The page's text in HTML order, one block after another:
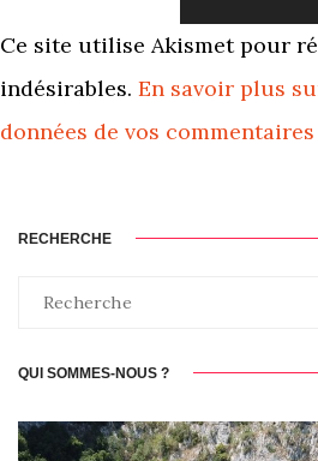
Ce site utilise Akismet pour
indésirables. En savoir plus
données de vos
RECHERCHE
QUI SOMMES-NOUS ?